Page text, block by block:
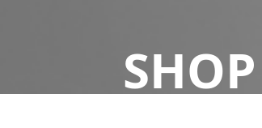
SHOP